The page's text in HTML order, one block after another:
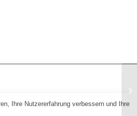
A
Ihre Nutzererfahrung verbessern und Ihre